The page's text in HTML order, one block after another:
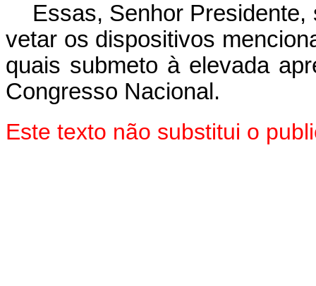
Essas, Senhor
vetar os dispositivos
quais submeto à elevada
Congresso Nacional.
Este texto não substitui o